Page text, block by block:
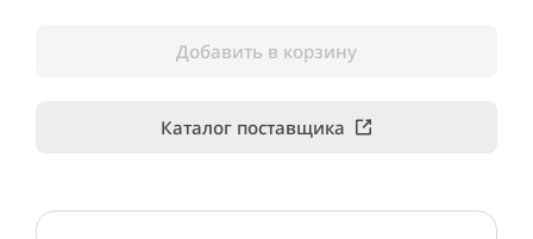
Добавить в корзину
Каталог поставщика